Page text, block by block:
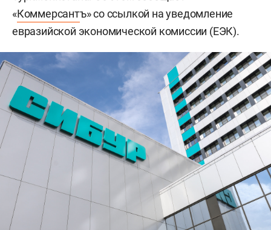
«Коммерсантъ» со ссылкой на уведомление
евразийской экономической комиссии (ЕЭК).